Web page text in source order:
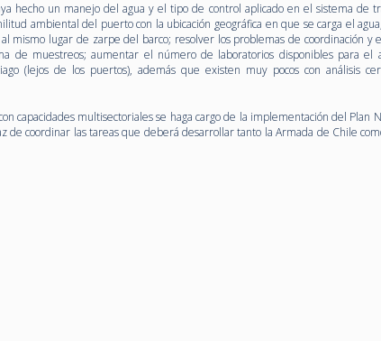
hecho un manejo del agua y el tipo de control aplicado en el sistema de
ambiental del puerto con la ubicación geográfica en que se carga el
mismo lugar de zarpe del barco; resolver los problemas de coordinación y
de muestreos; aumentar el número de laboratorios disponibles para el
(lejos de los puertos), además que existen muy pocos con análisis
capacidades multisectoriales se haga cargo de la implementación del Plan
de coordinar las tareas que deberá desarrollar tanto la Armada de Chile